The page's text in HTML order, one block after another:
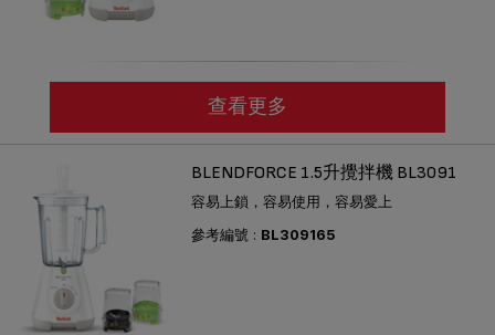
查看更多
BLENDFORCE 1.5升攪拌機 BL3091
容易上鎖，容易使用，容易愛上
參考編號 : BL309165